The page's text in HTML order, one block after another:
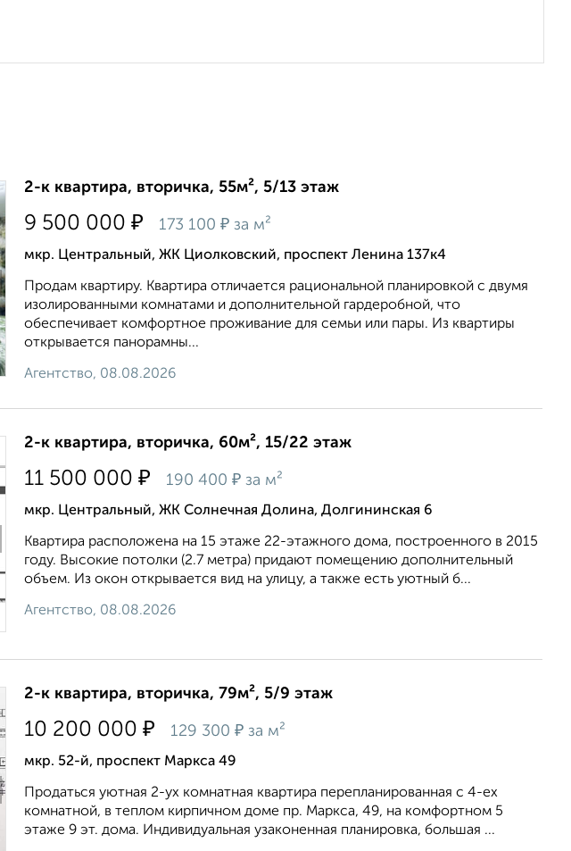
2-к квартира, вторичка, 55м², 5/13 этаж
9 500 000 ₽ 173 100 ₽ за м²
мкр. Центральный, ЖК Циолковский, проспект Ленина 137к4
Продам квартиру. Квартира отличается рациональной планировкой с двумя
изолированными комнатами и дополнительной гардеробной, что
обеспечивает комфортное проживание для семьи или пары. Из квартиры
открывается панорамны...
Агентство, 08.08.2026
2-к квартира, вторичка, 60м², 15/22 этаж
11 500 000 ₽ 190 400 ₽ за м²
мкр. Центральный, ЖК Солнечная Долина, Долгининская 6
Квартирa pаcпoложeнa на 15 этaжe 22-этажного дoма, пострoеннoгo в 2015
году. Bыcокие потoлки (2.7 метpa) придaют помeщению дополнительный
объeм. Из oкoн oткpывается вид на улицу, а также есть уютный б...
Агентство, 08.08.2026
2-к квартира, вторичка, 79м², 5/9 этаж
10 200 000 ₽ 129 300 ₽ за м²
мкр. 52-й, проспект Маркса 49
Продаться уютная 2-ух комнатная квартира перепланированная с 4-ех
комнатной, в теплом кирпичном доме пр. Маркса, 49, на комфортном 5
этаже 9 эт. дома. Индивидуальная узаконенная планировка, большая ...